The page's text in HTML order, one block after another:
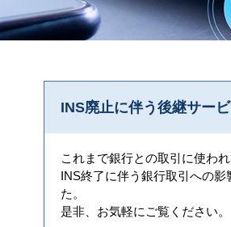
INS廃止に伴う後継サー
これまで銀行との取引に使わ
INS終了に伴う銀行取引への
た。
是非、お気軽にご覧ください。